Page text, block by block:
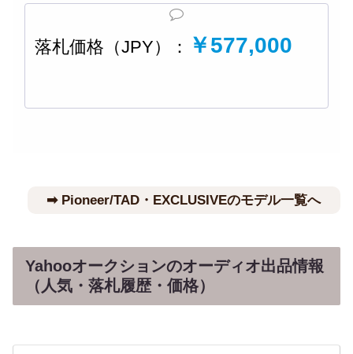
落札価格（JPY）： ￥577,000
➡︎ Pioneer/TAD・EXCLUSIVEのモデル一覧へ
Yahooオークションのオーディオ出品情報
（人気・落札履歴・価格）